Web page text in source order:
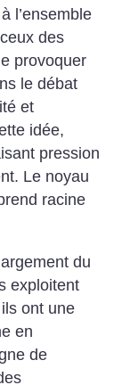
l’ensemble
des
provoquer
le débat
et
idée,
pression
Le noyau
racine
du
exploitent
ont une
en
de